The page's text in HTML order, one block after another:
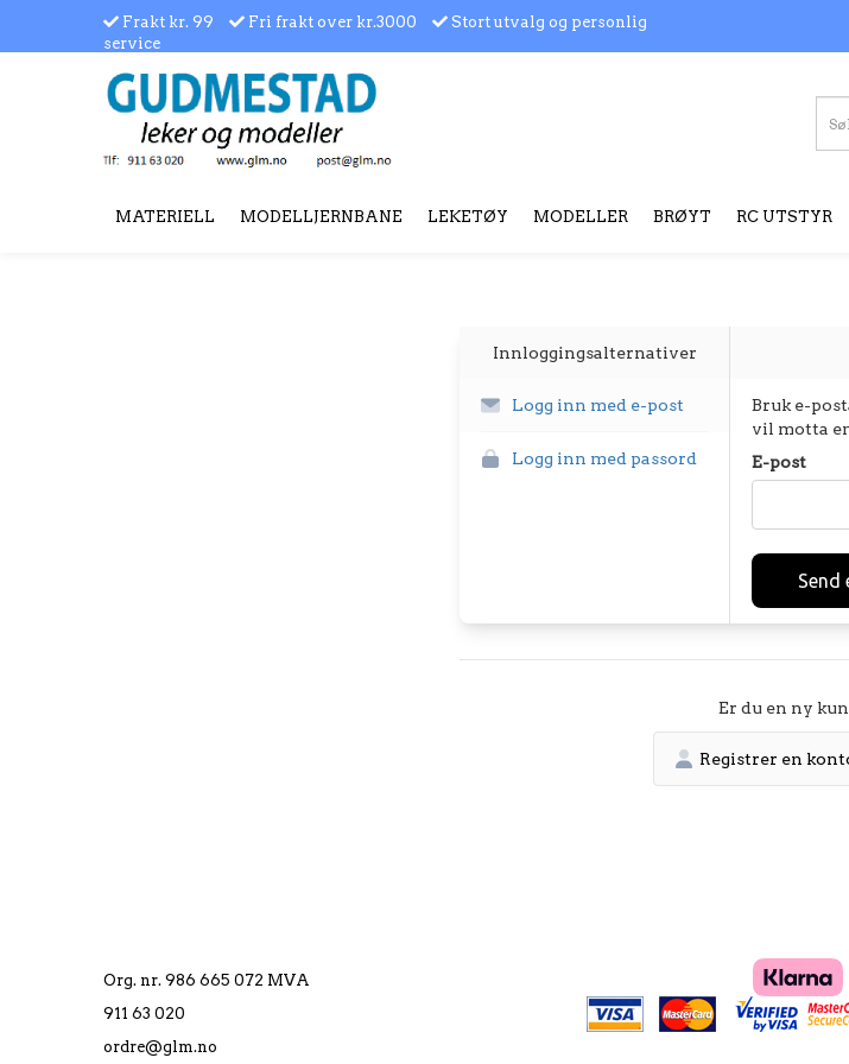
Frakt kr. 99 Fri frakt over kr.3000
Stort utvalg og personlig
service
MATERIELL MODELLJERNBANE LEKETØY MODELLER BRØYT RC UTSTYR
Innloggingsalternativer
Logg inn med e-post
Logg inn med passord
Bruk e-
vil motta
E-post
Send
Er du en ny
Registrer en
Org. nr. 986 665 072 MVA
911 63 020
ordre@glm.no